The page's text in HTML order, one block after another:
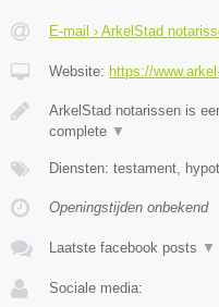
E-mail › ArkelStad
Website: https://
ArkelStad notarissen is
complete ▼
Diensten: testament,
Openingstijden onbekend
Laatste facebook posts ▼
Sociale media: